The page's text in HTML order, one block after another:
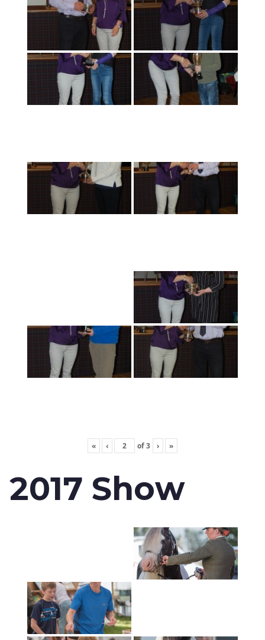
« ‹ of3 › »
2017 Show